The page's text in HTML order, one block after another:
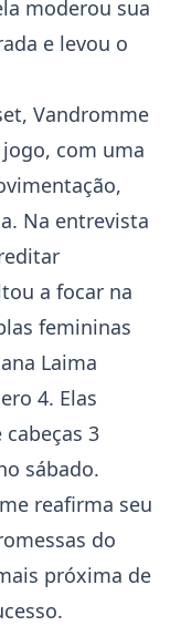
moderou sua
e levou o
Vandromme
com uma
Na entrevista
a focar na
femininas
Laima
4. Elas
3
sábado.
reafirma seu
do
próxima de